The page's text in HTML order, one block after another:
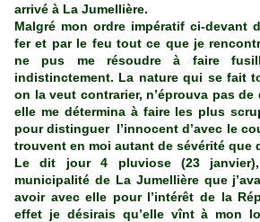
arrivé à La Jumellière.
Malgré mon ordre impératif ci-devant
fer et par le feu tout ce que je
ne pus me résoudre à faire
indistinctement. La nature qui se fait
on la veut contrarier, n’éprouva pas
elle me détermina à faire les plus
pour distinguer l’innocent d’avec le
trouvent en moi autant de sévérité que
Le dit jour 4 pluviose (23
municipalité de La Jumellière que
avoir avec elle pour l’intérêt de la
effet je désirais qu’elle vînt à mon